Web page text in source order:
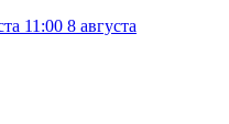
11:00 8 августа